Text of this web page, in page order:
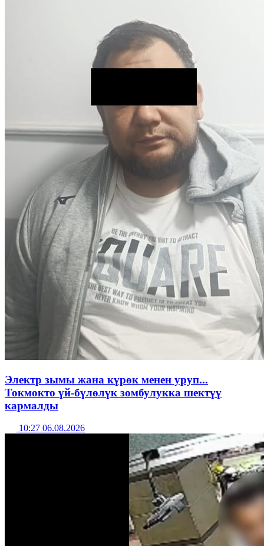
Электр зымы жана күрөк менен уруп...
Токмокто үй-бүлөлүк зомбулукка шектүү
кармалды
10:27 06.08.2026